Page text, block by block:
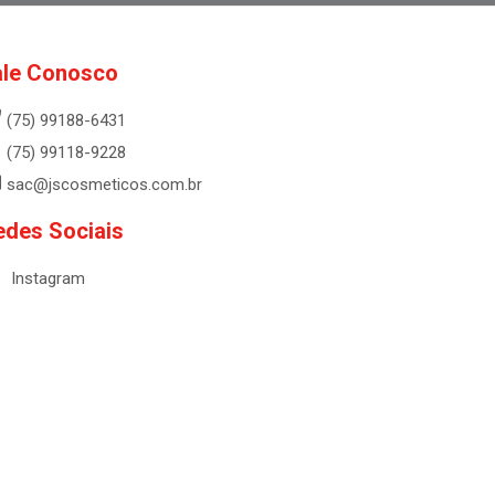
Conosco
(75) 99188-6431
(75) 99118-9228
sac@jscosmeticos.com.br
Sociais
Instagram